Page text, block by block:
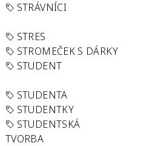
STRÁVNÍCI
STRES
STROMEČEK S DÁRKY
STUDENT
STUDENTA
STUDENTKY
STUDENTSKÁ
TVORBA